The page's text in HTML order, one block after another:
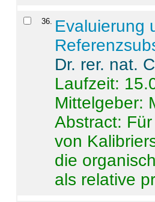
36. Evaluierung
Dr. rer. nat.
Laufzeit:
Mittelgeber:
Abstract:
von
die
als relative